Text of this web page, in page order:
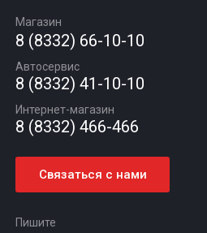
Автомасла
Шиномонтаж
Гарантии и возврат
Вакансии
Новости
Статьи
Контакты
Магазин
8 (8332) 66-10-10
Автосервис
8 (8332) 41-10-10
Интернет-магазин
8 (8332) 466-466
Связаться с нами
Пишите